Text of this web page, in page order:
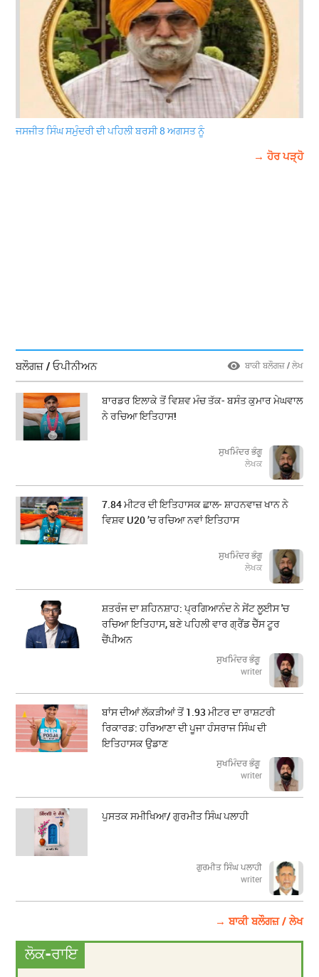
ਜਸਜੀਤ ਸਿੰਘ ਸਮੁੰਦਰੀ ਦੀ ਪਹਿਲੀ ਬਰਸੀ 8 ਅਗਸਤ ਨੂੰ
→ ਹੋਰ ਪੜ੍ਹੋ
ਬਲੌਗਜ਼ / ਓਪੀਨੀਅਨ ਬਾਕੀ ਬਲੌਗਜ਼ / ਲੇਖ
ਬਾਰਡਰ ਇਲਾਕੇ ਤੋਂ ਵਿਸ਼ਵ ਮੰਚ ਤੱਕ- ਬਸੰਤ ਕੁਮਾਰ ਮੇਘਵਾਲ
ਨੇ ਰਚਿਆ ਇਤਿਹਾਸ!
ਸੁਖਮਿੰਦਰ ਭੰਗੂ
ਲੇਖਕ
7.84 ਮੀਟਰ ਦੀ ਇਤਿਹਾਸਕ ਛਾਲ- ਸ਼ਾਹਨਵਾਜ਼ ਖਾਨ ਨੇ
ਵਿਸ਼ਵ U20 ’ਚ ਰਚਿਆ ਨਵਾਂ ਇਤਿਹਾਸ
ਸੁਖਮਿੰਦਰ ਭੰਗੂ
ਲੇਖਕ
ਸ਼ਤਰੰਜ ਦਾ ਸ਼ਹਿਨਸ਼ਾਹ: ਪ੍ਰਗਿਆਨੰਦ ਨੇ ਸੇਂਟ ਲੂਈਸ 'ਚ
ਰਚਿਆ ਇਤਿਹਾਸ, ਬਣੇ ਪਹਿਲੀ ਵਾਰ ਗ੍ਰੈਂਡ ਚੈੱਸ ਟੂਰ
ਚੈਂਪੀਅਨ
ਸੁਖਮਿੰਦਰ ਭੰਗੂ
writer
ਬਾਂਸ ਦੀਆਂ ਲੱਕੜੀਆਂ ਤੋਂ 1.93 ਮੀਟਰ ਦਾ ਰਾਸ਼ਟਰੀ
ਰਿਕਾਰਡ: ਹਰਿਆਣਾ ਦੀ ਪੂਜਾ ਹੰਸਰਾਜ ਸਿੰਘ ਦੀ
ਇਤਿਹਾਸਕ ਉਡਾਣ
ਸੁਖਮਿੰਦਰ ਭੰਗੂ
writer
ਪੁਸਤਕ ਸਮੀਖਿਆ/ ਗੁਰਮੀਤ ਸਿੰਘ ਪਲਾਹੀ
ਗੁਰਮੀਤ ਸਿੰਘ ਪਲਾਹੀ
writer
→ ਬਾਕੀ ਬਲੌਗਜ਼ / ਲੇਖ
ਲੋਕ-ਰਾਇ